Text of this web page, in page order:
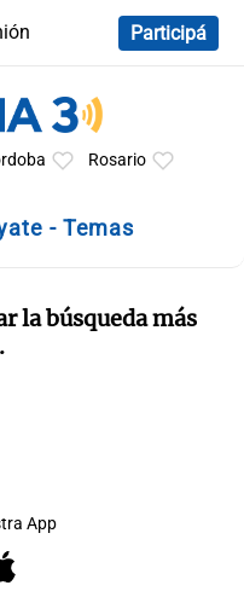
Participá
Rosario
- Temas
la búsqueda más
App